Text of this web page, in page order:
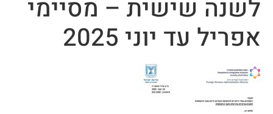
לשנה שישית – מסיימי
אפריל עד יוני 2025